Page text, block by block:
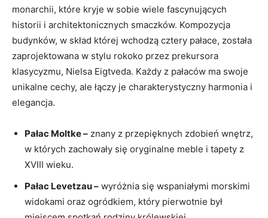
monarchii, które kryje w sobie wiele fascynujących
historii i ‌architektonicznych⁣ smaczków. Kompozycja
budynków, w skład której wchodzą cztery pałace, została
zaprojektowana w stylu ⁤rokoko przez⁣ prekursora
klasycyzmu, Nielsa Eigtveda. ⁣Każdy z pałaców ma swoje
unikalne cechy,‌ ale ⁤łączy je‌ charakterystyczny harmonia i
elegancja.
Pałac Moltke – znany⁤ z przepięknych ‌zdobień wnętrz,‌
w których zachowały‍ się oryginalne ‌meble i tapety z
XVIII wieku.
Pałac Levetzau – wyróżnia się wspaniałymi morskimi
widokami oraz ogródkiem, który ⁤pierwotnie był